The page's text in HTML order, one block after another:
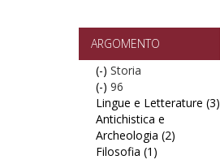
ARGOMENTO
(-) Remove
Storia
filter
Storia
(-) Remove
96
filter
96
Lingue e Letterature (3)
Antichistica e
Archeologia (2)
Filosofia (1)